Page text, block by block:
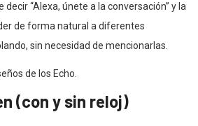
“Alexa, únete a la conversación” y la
de forma natural a diferentes
sin necesidad de mencionarlas.
de los Echo.
(con y sin reloj)